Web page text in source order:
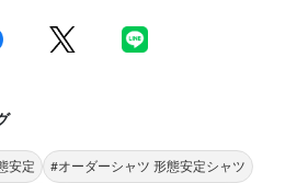
安定 #オーダーシャツ 形態安定シャツ